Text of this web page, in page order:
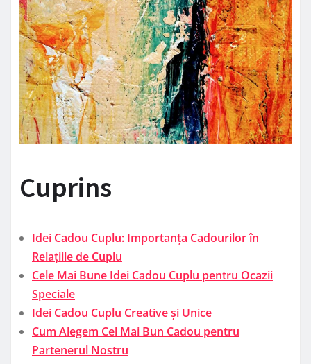
Cuprins
Idei Cadou Cuplu: Importanța Cadourilor în
Relațiile de Cuplu
Cele Mai Bune Idei Cadou Cuplu pentru Ocazii
Speciale
Idei Cadou Cuplu Creative și Unice
Cum Alegem Cel Mai Bun Cadou pentru
Partenerul Nostru